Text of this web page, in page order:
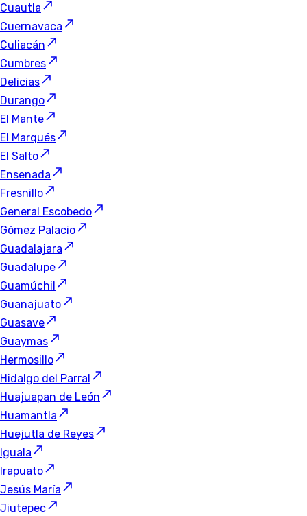
Cuautla
Cuernavaca
Culiacán
Cumbres
Delicias
Durango
El Mante
El Marqués
El Salto
Ensenada
Fresnillo
General Escobedo
Gómez Palacio
Guadalajara
Guadalupe
Guamúchil
Guanajuato
Guasave
Guaymas
Hermosillo
Hidalgo del Parral
Huajuapan de León
Huamantla
Huejutla de Reyes
Iguala
Irapuato
Jesús María
Jiutepec